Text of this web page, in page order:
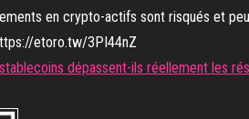
en crypto-actifs sont risqués et
etoro.tw/3PI44nZ
dépassent-ils réellement les